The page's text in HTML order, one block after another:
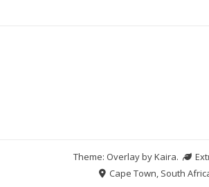
Theme: Overlay byKaira.
Cape Town, South